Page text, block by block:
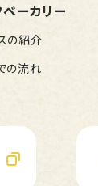
ーカリー
の紹介
の流れ